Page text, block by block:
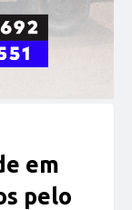
em
pelo